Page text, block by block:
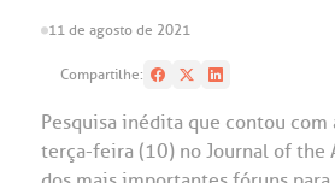
11 de agosto de 2021
Compartilhe:
Pesquisa inédita que contou com
terça-feira (10) no Journal of the